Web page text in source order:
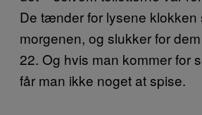
De tænder for lysene klokken
morgenen, og slukker for
22. Og hvis man kommer for
får man ikke noget at spise.